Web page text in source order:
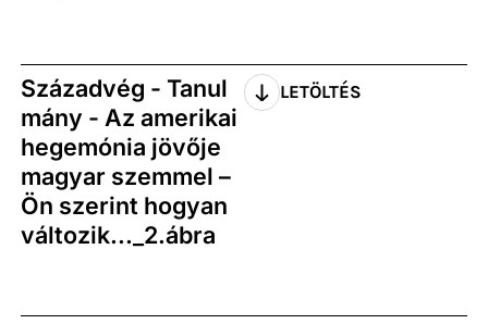
Századvég - Tanul
mány - Az amerikai
hegemónia jövője
magyar szemmel –
Ön szerint hogyan
változik..._2.ábra
LETÖLTÉS